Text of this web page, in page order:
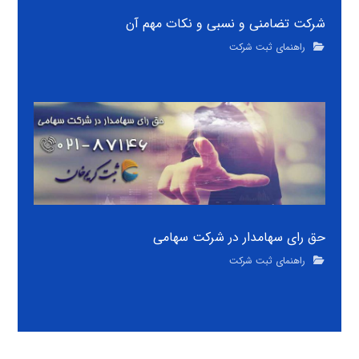
شرکت تضامنی و نسبی و نکات مهم آن
راهنمای ثبت شرکت
حق رای سهامدار در شرکت سهامی
راهنمای ثبت شرکت